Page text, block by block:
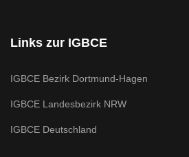
Links zur IGBCE
IGBCE Bezirk Dortmund-Hagen
IGBCE Landesbezirk NRW
IGBCE Deutschland